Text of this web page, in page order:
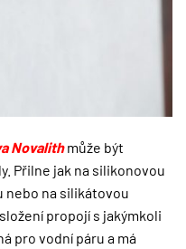
Novalithmůže být
Přilne jak na silikonovou
nebo na silikátovou
propojí s jakýmkoli
pro vodní páru a má